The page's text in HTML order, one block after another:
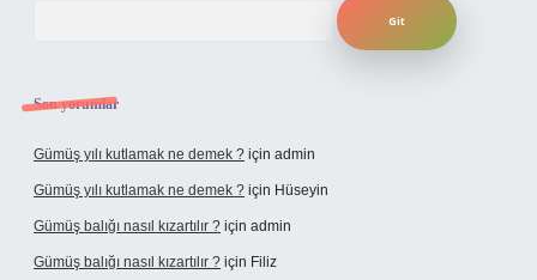
Son yorumlar
Gümüş yılı kutlamak ne demek ? için admin
Gümüş yılı kutlamak ne demek ? için Hüseyin
Gümüş balığı nasıl kızartılır ? için admin
Gümüş balığı nasıl kızartılır ? için Filiz